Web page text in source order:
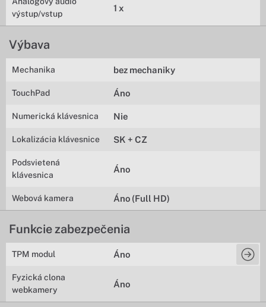
výstup/vstup
1 x
Výbava
Mechanika bez mechaniky
TouchPad Áno
Numerická klávesnica Nie
Lokalizácia klávesnice SK + CZ
Podsvietená
klávesnica
Áno
Webová kamera Áno (Full HD)
Funkcie zabezpečenia
TPM modul Áno
Fyzická clona
webkamery
Áno